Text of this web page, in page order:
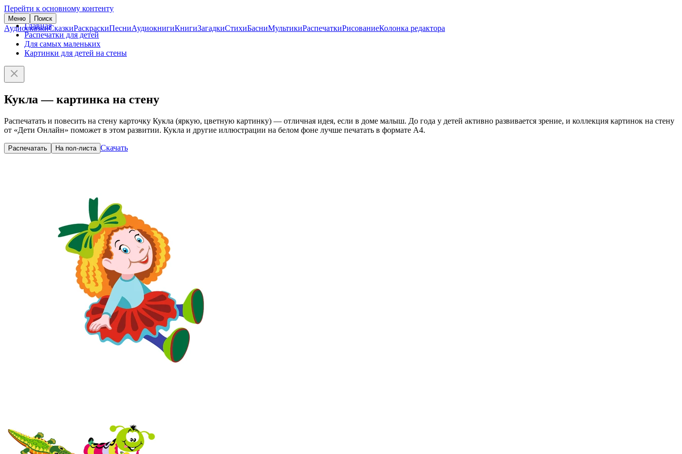
Перейти к основному контенту
Меню Поиск
АудиосказкиСказкиРаскраскиПесниАудиокнигиКнигиЗагадкиСтихиБасниМультикиРаспечаткиРисованиеКолонка редактора
Главная
Распечатки для детей
Для самых маленьких
Картинки для детей на стены
Кукла — картинка на стену
Распечатать и повесить на стену карточку Кукла (яркую, цветную картинку) — отличная идея, если в доме малыш. До года у детей активно развивается зрение, и коллекция картинок на стену
от «Дети Онлайн» поможет в этом развитии. Кукла и другие иллюстрации на белом фоне лучше печатать в формате А4.
Распечатать На пол-листа Скачать